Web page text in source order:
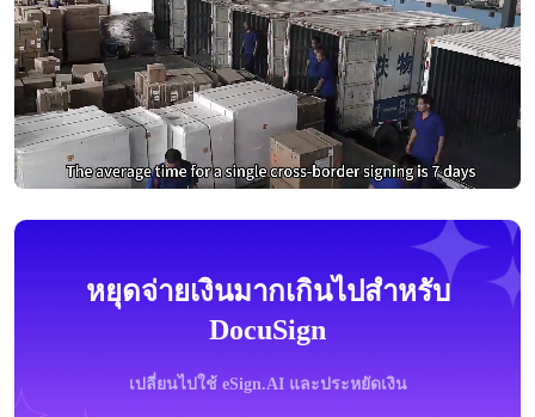
หยุดจ่ายเงินมากเกินไปสำหรับ
DocuSign
เปลี่ยนไปใช้ eSign.AI และประหยัดเงิน